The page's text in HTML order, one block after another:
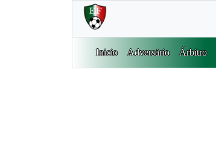
Inicio Adversário Árbitro